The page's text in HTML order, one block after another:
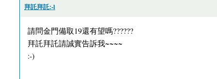
拜託拜託:-l
請問金門備取19還有望嗎??????
拜託拜託請誠實告訴我~~~~
:-)